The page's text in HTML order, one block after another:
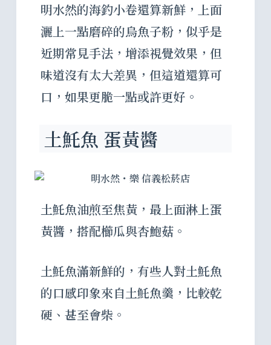
明水然的海釣小卷還算新鮮，上面
灑上一點磨碎的烏魚子粉，似乎是
近期常見手法，增添視覺效果，但
味道沒有太大差異，但這道還算可
口，如果更脆一點或許更好。
土魠魚 蛋黃醬
土魠魚油煎至焦黃，最上面淋上蛋
黃醬，搭配櫛瓜與杏鮑菇。
土魠魚滿新鮮的，有些人對土魠魚
的口感印象來自土魠魚羹，比較乾
硬、甚至會柴。